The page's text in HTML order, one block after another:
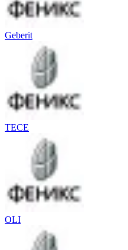
Geberit
TECE
OLI